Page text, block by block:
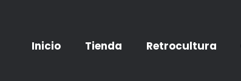
Inicio Tienda Retrocultura